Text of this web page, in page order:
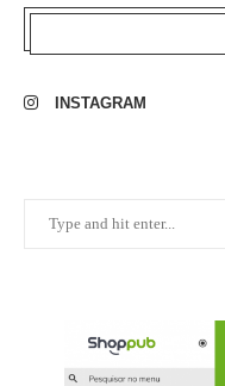
INSTAGRAM